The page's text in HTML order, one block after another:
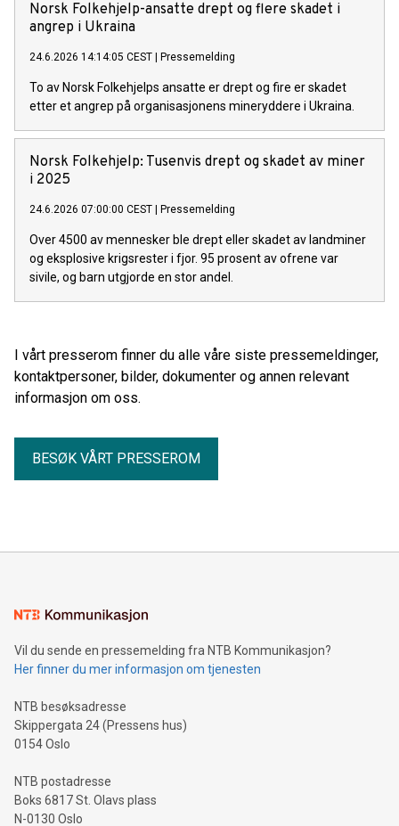
Norsk Folkehjelp-ansatte drept og flere skadet i
angrep i Ukraina
24.6.2026 14:14:05 CEST Pressemelding
To av Norsk Folkehjelps ansatte er drept og fire er skadet
etter et angrep på organisasjonens mineryddere i Ukraina.
Norsk Folkehjelp: Tusenvis drept og skadet av miner
i 2025
24.6.2026 07:00:00 CEST Pressemelding
Over 4500 av mennesker ble drept eller skadet av landminer
og eksplosive krigsrester i fjor. 95 prosent av ofrene var
sivile, og barn utgjorde en stor andel.
I vårt presserom finner du alle våre siste pressemeldinger,
kontaktpersoner, bilder, dokumenter og annen relevant
informasjon om oss.
BESØK VÅRT PRESSEROM
Vil du sende en pressemelding fra NTB Kommunikasjon?
Her finner du mer informasjon om tjenesten
NTB besøksadresse
Skippergata 24 (Pressens hus)
0154 Oslo
NTB postadresse
Boks 6817 St. Olavs plass
N-0130 Oslo